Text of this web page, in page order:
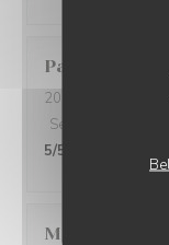
Pascale
2026-08-02
-
Service
5/5
Michel